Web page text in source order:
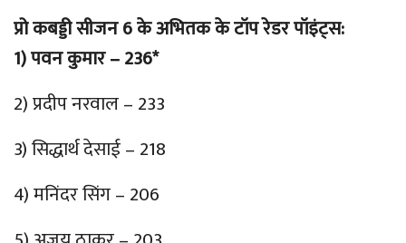
प्रो कबड्डी सीजन 6 के अभितक के टॉप रेडर पॉइंट्स:
1) पवन कुमार – 236*
2) प्रदीप नरवाल – 233
3) सिद्धार्थ देसाई – 218
4) मनिंदर सिंग – 206